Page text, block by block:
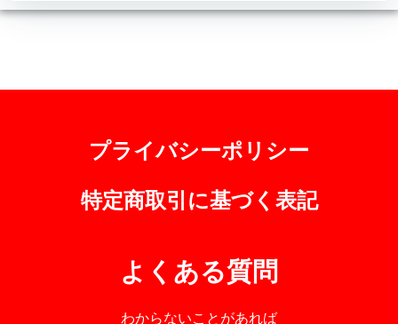
プライバシーポリシー
特定商取引に基づく表記
よくある質問
わからないことがあれば